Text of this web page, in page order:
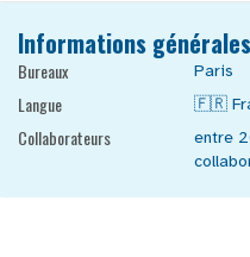
Informations générales
Bureaux Paris
Langue 🇫🇷
Collaborateurs
entre